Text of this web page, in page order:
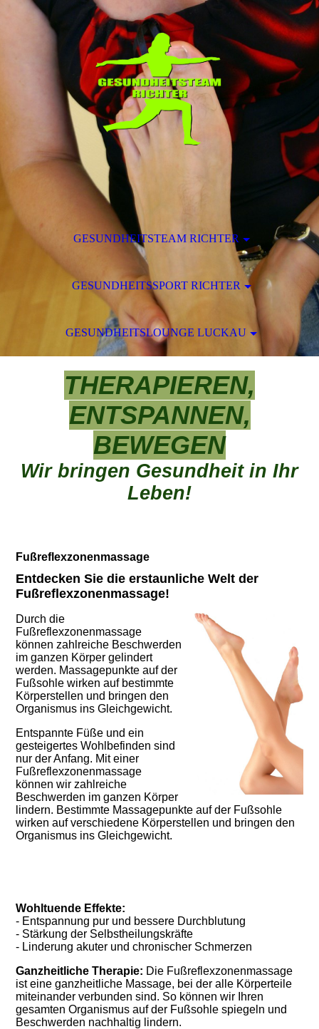
THERAPIEREN,
ENTSPANNEN,
BEWEGEN
Wir bringen Gesundheit in Ihr
Leben!
Fußreflexzonenmassage
Entdecken Sie die erstaunliche Welt der
Fußreflexzonenmassage!
Durch die
Fußreflexzonenmassage
können zahlreiche Beschwerden
im ganzen Körper gelindert
werden. Massagepunkte auf der
Fußsohle wirken auf bestimmte
Körperstellen und bringen den
Organismus ins Gleichgewicht.
Entspannte Füße und ein
gesteigertes Wohlbefinden sind
nur der Anfang. Mit einer
Fußreflexzonenmassage
können wir zahlreiche
Beschwerden im ganzen Körper
lindern. Bestimmte Massagepunkte auf der Fußsohle
wirken auf verschiedene Körperstellen und bringen den
Organismus ins Gleichgewicht.
Wohltuende Effekte:
- Entspannung pur und bessere Durchblutung
- Stärkung der Selbstheilungskräfte
- Linderung akuter und chronischer Schmerzen
Ganzheitliche Therapie: Die Fußreflexzonenmassage
ist eine ganzheitliche Massage, bei der alle Körperteile
miteinander verbunden sind. So können wir Ihren
gesamten Organismus auf der Fußsohle spiegeln und
Beschwerden nachhaltig lindern.
GESUNDHEITSTEAM RICHTER
GESUNDHEITSSPORT RICHTER
GESUNDHEITSLOUNGE LUCKAU